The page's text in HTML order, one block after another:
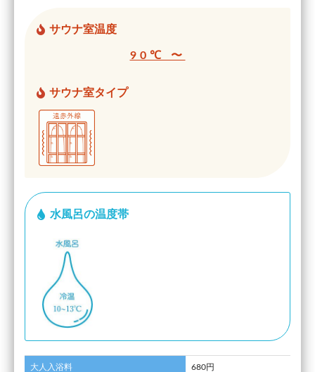
サウナ室温度
90℃ 〜
サウナ室タイプ
水風呂の温度帯
大人入浴料 680円